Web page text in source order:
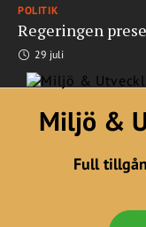
POLITIK
Regeringen
29 juli
Miljö &
Full